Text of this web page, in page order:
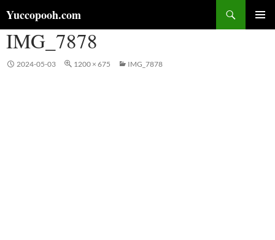
ン
テ
ン
ツ
Yuccopooh.com
索
IMG_7878
2024-05-03 1200 × 675 IMG_7878